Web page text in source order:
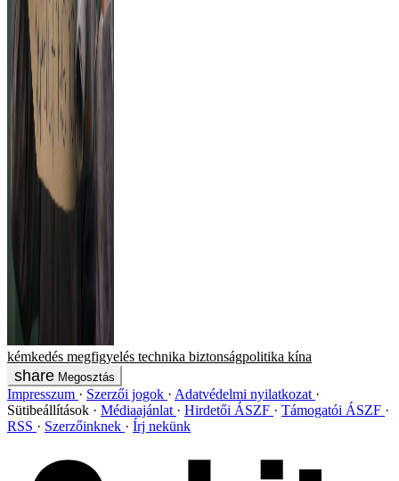
kémkedés megfigyelés technika biztonságpolitika kína
Megosztás
Impresszum Szerzői jogok
Adatvédelmi nyilatkozat
Sütibeállítások
Médiaajánlat Hirdetői ÁSZF
Támogatói ÁSZF
RSS
Szerzőinknek Írj nekünk